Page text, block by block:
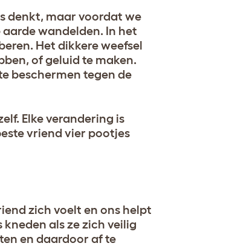
denkt, maar voordat we
wandelden. In het
Het dikkere weefsel
of geluid te maken.
beschermen tegen de
Elke verandering is
vriend vier pootjes
zich voelt en ons helpt
als ze zich veilig
en daardoor af te